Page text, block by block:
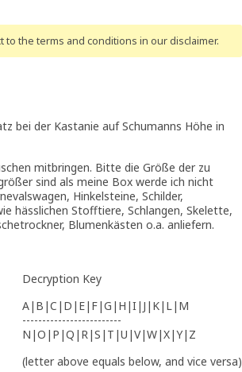
to the terms and conditions in our disclaimer.
bei der Kastanie auf Schumanns Höhe in
mitbringen. Bitte die Größe der zu
sind als meine Box werde ich nicht
Hinkelsteine, Schilder,
hässlichen Stofftiere, Schlangen, Skelette,
Blumenkästen o.a. anliefern.
Decryption Key
A|B|C|D|E|F|G|H|I|J|K|L|M
-------------------------
N|O|P|Q|R|S|T|U|V|W|X|Y|Z
(letter above equals below, and vice versa)